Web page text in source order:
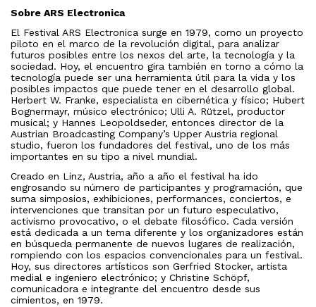
Sobre ARS Electronica
El Festival ARS Electronica surge en 1979, como un proyecto
piloto en el marco de la revolución digital, para analizar
futuros posibles entre los nexos del arte, la tecnología y la
sociedad. Hoy, el encuentro gira también en torno a cómo la
tecnología puede ser una herramienta útil para la vida y los
posibles impactos que puede tener en el desarrollo global.
Herbert W. Franke, especialista en cibernética y físico; Hubert
Bognermayr, músico electrónico; Ulli A. Rützel, productor
musical; y Hannes Leopoldseder, entonces director de la
Austrian Broadcasting Company’s Upper Austria regional
studio, fueron los fundadores del festival, uno de los más
importantes en su tipo a nivel mundial.
Creado en Linz, Austria, año a año el festival ha ido
engrosando su número de participantes y programación, que
suma simposios, exhibiciones, performances, conciertos, e
intervenciones que transitan por un futuro especulativo,
activismo provocativo, o el debate filosófico. Cada versión
está dedicada a un tema diferente y los organizadores están
en búsqueda permanente de nuevos lugares de realización,
rompiendo con los espacios convencionales para un festival.
Hoy, sus directores artísticos son Gerfried Stocker, artista
medial e ingeniero electrónico; y Christine Schöpf,
comunicadora e integrante del encuentro desde sus
cimientos, en 1979.